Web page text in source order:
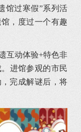
馆过寒假”系列活
，度过一个有趣
互动体验+特色非
进馆参观的市民
完成解谜后，将